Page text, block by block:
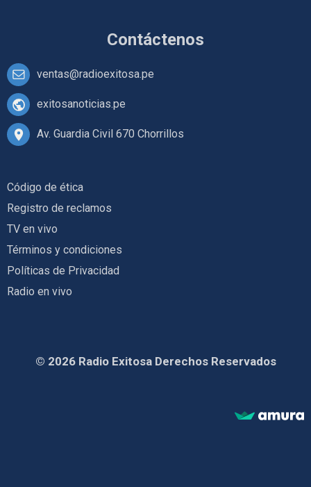
Contáctenos
ventas@radioexitosa.pe
exitosanoticias.pe
Av. Guardia Civil 670 Chorrillos
Código de ética
Registro de reclamos
TV en vivo
Términos y condiciones
Políticas de Privacidad
Radio en vivo
© 2026 Radio Exitosa Derechos Reservados